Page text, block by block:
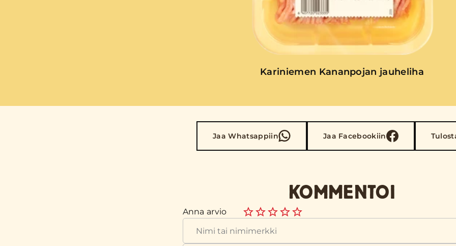
Kariniemen Kananpojan jauheliha
Jaa Whatsappiin Jaa Facebookiin
KOMMENTOI
Anna arvio